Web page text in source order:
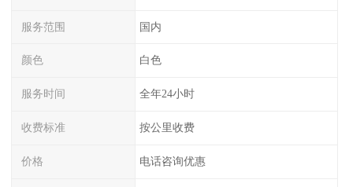
服务范围 国内
颜色 白色
服务时间 全年24小时
收费标准 按公里收费
价格 电话咨询优惠